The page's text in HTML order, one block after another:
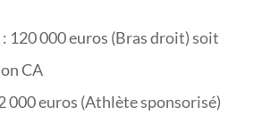
120 000 euros (Bras droit) soit
CA
000 euros (Athlète sponsorisé)